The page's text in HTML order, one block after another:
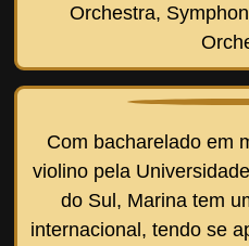
Orchestra,
Com bacharelado em
violino pela
do Sul, Marina tem
internacional, tendo se